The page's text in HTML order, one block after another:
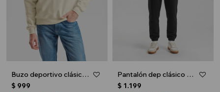
Buzo deportivo clásico escote redondo - UNISEX - Natural
$ 999
Pantalón dep clásico c/puños elásticos - UNISEX - Negro
$ 1.199